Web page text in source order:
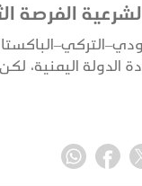
الفرصة
الدولة اليمنية،